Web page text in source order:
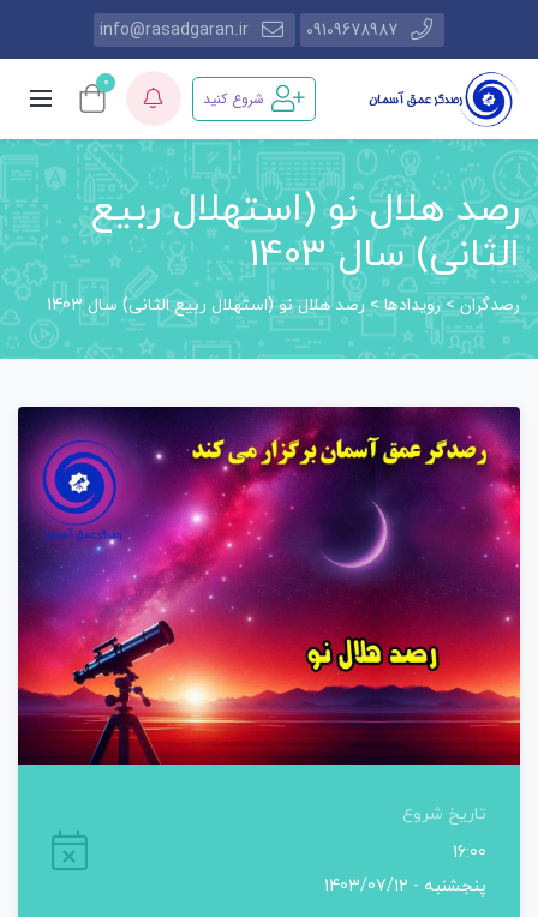
09109678987
info@rasadgaran.ir
شروع کنید
0
رصد هلال نو (استهلال ربیع
الثانی) سال 1403
رصدگران>رویدادها>رصد هلال نو (استهلال ربیع الثانی) سال 1403
تاریخ شروع
16:00
پنجشنبه - 1403/07/12